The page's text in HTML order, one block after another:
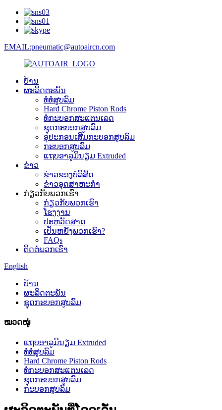
EMAIL:pneumatic@autoaircn.com
ບ້ານ
ຜະລິດຕະພັນ
ທໍ່ທໍ່ສູບລົມ
Hard Chrome Piston Rods
ທໍ່ກະບອກສະແຕນເລດ
ຊຸດກະບອກສູບລົມ
ອຸປະກອນເສີມກະບອກສູບລົມ
ກະບອກສູບລົມ
ແຖບອາລູມິນຽມ Extruded
ຂ່າວ
ຂ່າວຂອງບໍລິສັດ
ຂ່າວອຸດສາຫະກໍາ
ກ່ຽວ​ກັບ​ພວກ​ເຮົາ
ກ່ຽວ​ກັບ​ພວກ​ເຮົາ
ໂຮງງານ
ປະຫວັດສາດ
ເປັນຫຍັງພວກເຮົາ?
FAQs
ຕິດ​ຕໍ່​ພວກ​ເຮົາ
English
ບ້ານ
ຜະລິດຕະພັນ
ຊຸດກະບອກສູບລົມ
ໝວດໝູ່
ແຖບອາລູມິນຽມ Extruded
ທໍ່ທໍ່ສູບລົມ
Hard Chrome Piston Rods
ທໍ່ກະບອກສະແຕນເລດ
ຊຸດກະບອກສູບລົມ
ກະບອກສູບລົມ